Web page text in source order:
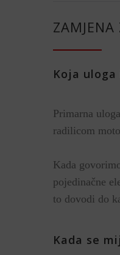
Koja uloga
Primarna
radilicom
Kada
pojedinačne
to dovodi do
Kada se